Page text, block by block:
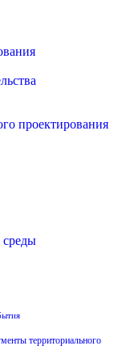
проектирования
среды
территориального